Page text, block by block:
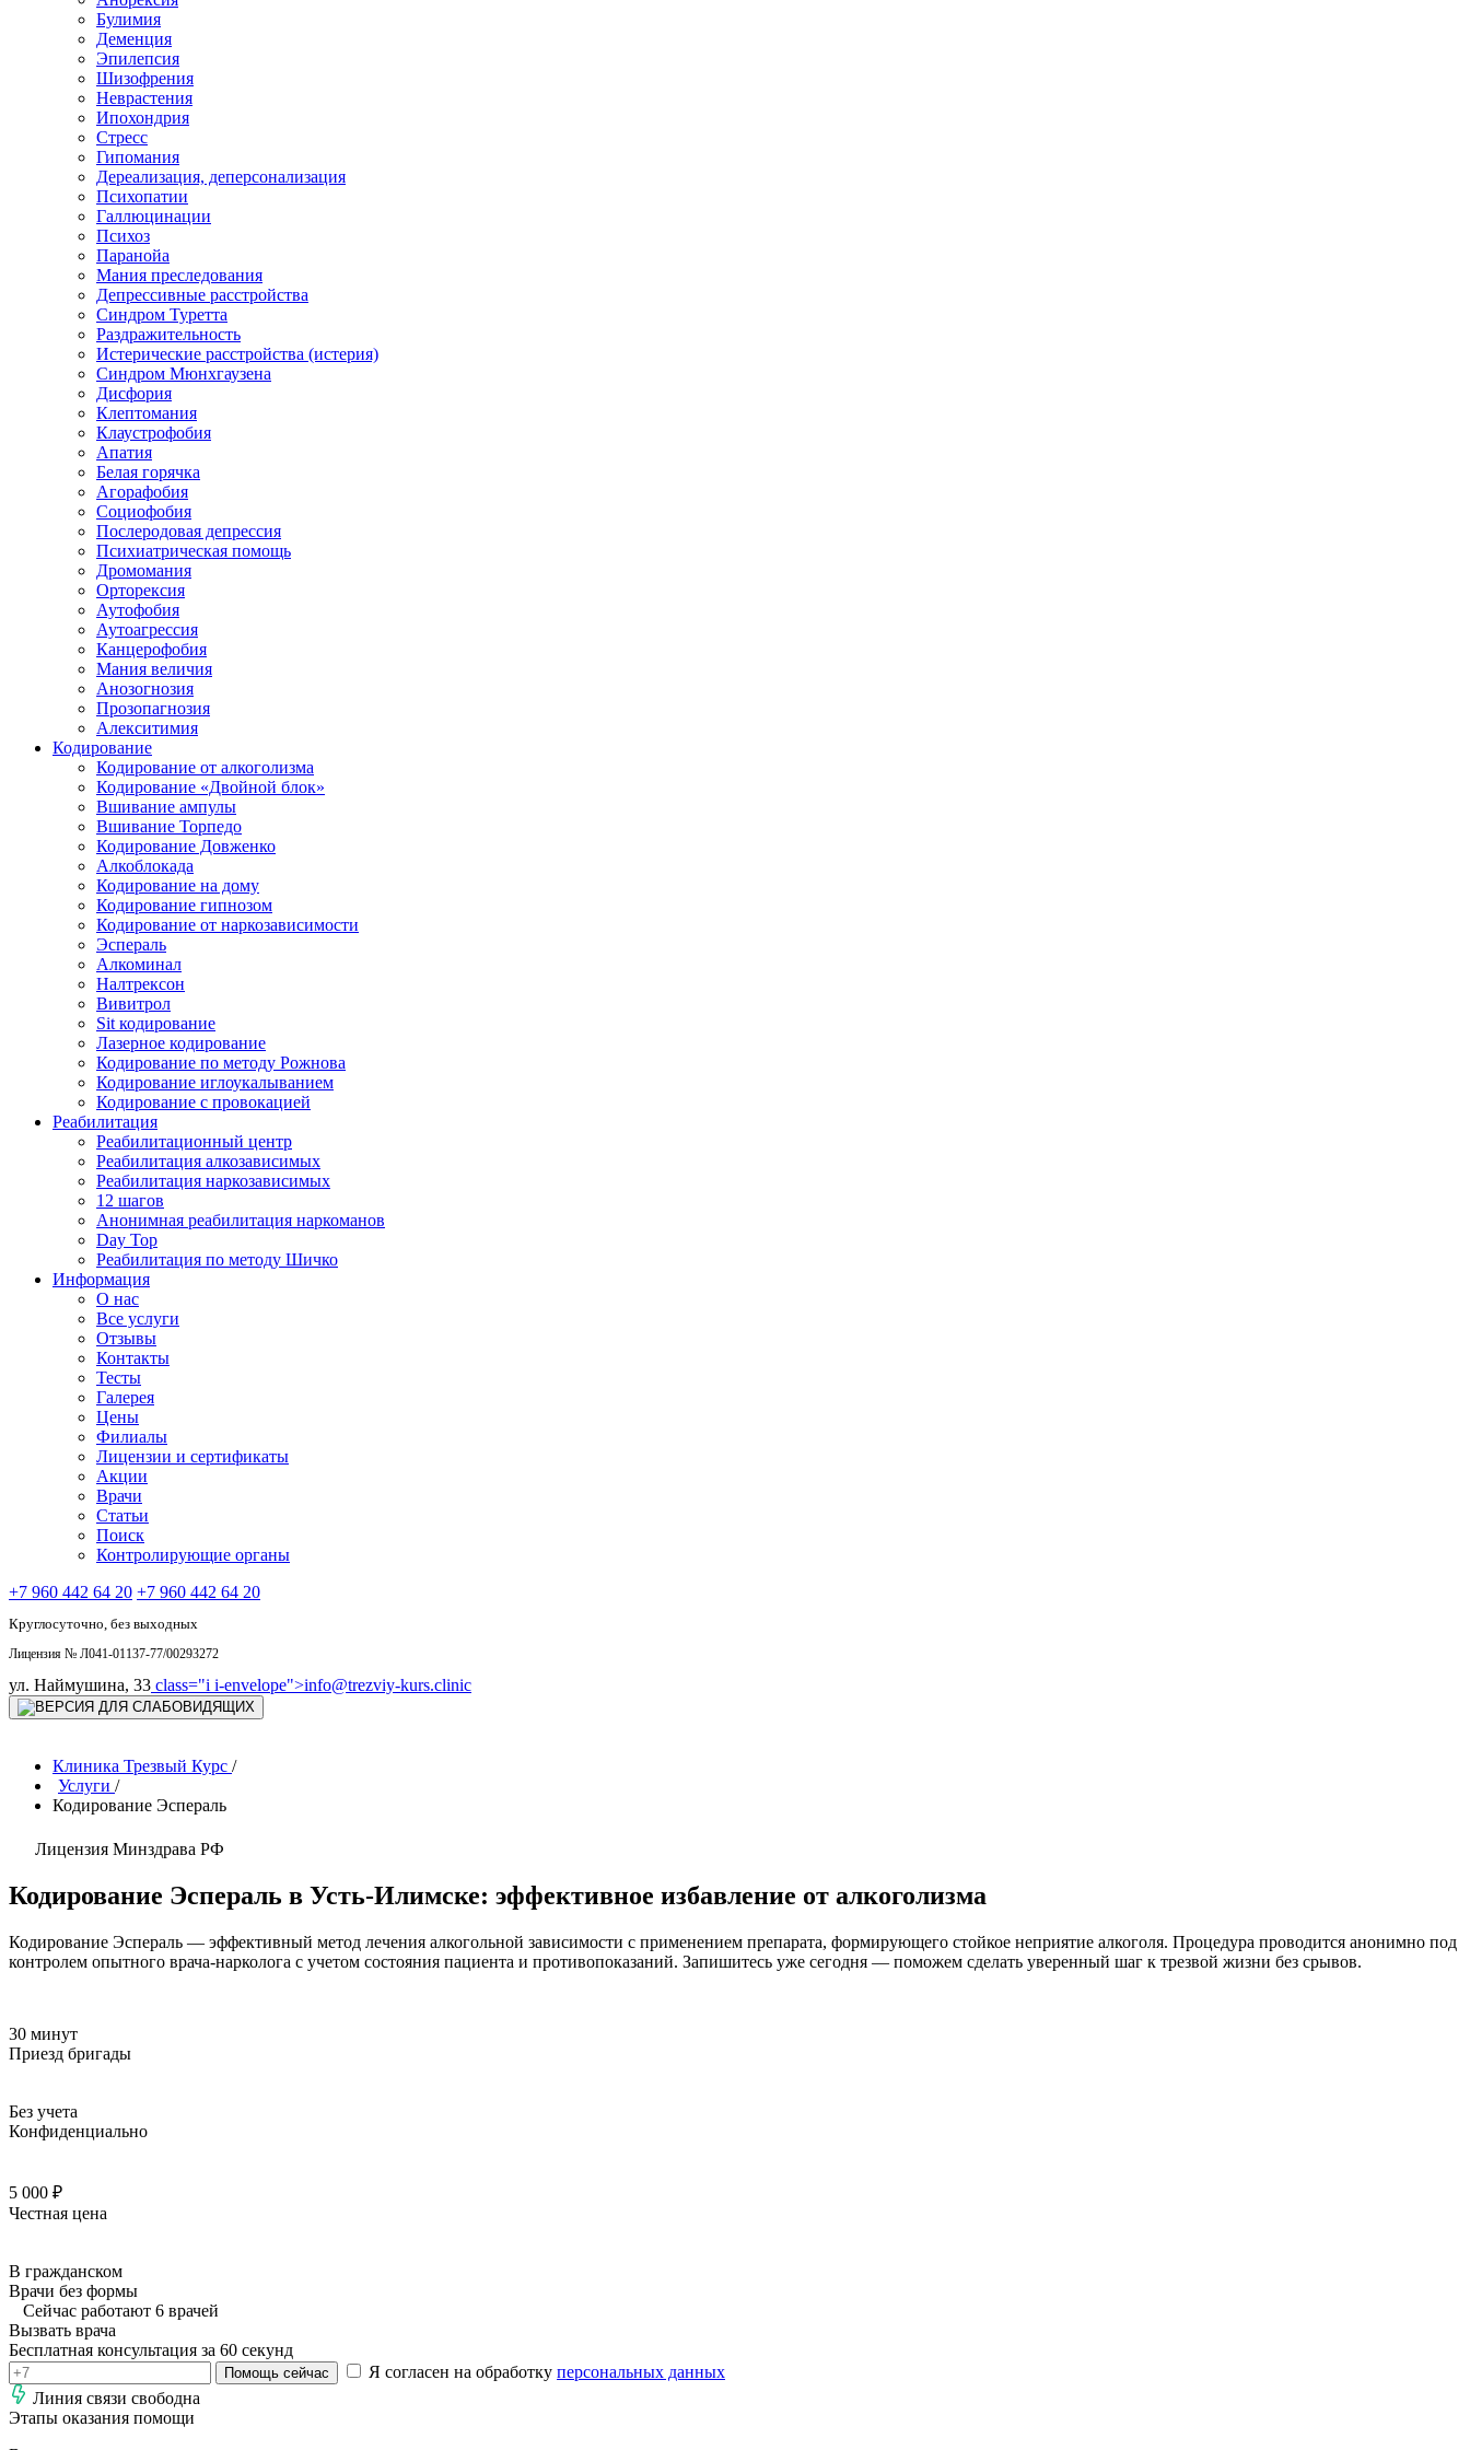
Булимия
Деменция
Эпилепсия
Шизофрения
Неврастения
Ипохондрия
Стресс
Гипомания
Дереализация, деперсонализация
Психопатии
Галлюцинации
Психоз
Паранойа
Мания преследования
Депрессивные расстройства
Синдром Туретта
Раздражительность
Истерические расстройства (истерия)
Синдром Мюнхгаузена
Дисфория
Клептомания
Клаустрофобия
Апатия
Белая горячка
Агорафобия
Социофобия
Послеродовая депрессия
Психиатрическая помощь
Дромомания
Орторексия
Аутофобия
Аутоагрессия
Канцерофобия
Мания величия
Анозогнозия
Прозопагнозия
Алекситимия
Кодирование
Кодирование от алкоголизма
Кодирование «Двойной блок»
Вшивание ампулы
Вшивание Торпедо
Кодирование Довженко
Алкоблокада
Кодирование на дому
Кодирование гипнозом
Кодирование от наркозависимости
Эспераль
Алкоминал
Налтрексон
Вивитрол
Sit кодирование
Лазерное кодирование
Кодирование по методу Рожнова
Кодирование иглоукалыванием
Кодирование с провокацией
Реабилитация
Реабилитационный центр
Реабилитация алкозависимых
Реабилитация наркозависимых
12 шагов
Анонимная реабилитация наркоманов
Day Top
Реабилитация по методу Шичко
Информация
О нас
Все услуги
Отзывы
Контакты
Тесты
Галерея
Цены
Филиалы
Лицензии и сертификаты
Акции
Врачи
Статьи
Поиск
Контролирующие органы
+7 960 442 64 20 +7 960 442 64 20
Круглосуточно, без выходных
Лицензия № Л041-01137-77/00293272
ул. Наймушина, 33 class="i i-envelope">info@trezviy-kurs.clinic
Клиника Трезвый Курс /
Услуги /
Кодирование Эспераль
Лицензия Минздрава РФ
Кодирование Эспераль в Усть-Илимске: эффективное избавление от алкоголизма
Кодирование Эспераль — эффективный метод лечения алкогольной зависимости с применением препарата, формирующего стойкое неприятие алкоголя. Процедура проводится анонимно под
контролем опытного врача-нарколога с учетом состояния пациента и противопоказаний. Запишитесь уже сегодня — поможем сделать уверенный шаг к трезвой жизни без срывов.
30 минут
Приезд бригады
Без учета
Конфиденциально
5 000 ₽
Честная цена
В гражданском
Врачи без формы
Сейчас работают 6 врачей
Вызвать врача
Бесплатная консультация за 60 секунд
Помощь сейчас Я согласен на обработку персональных данных
Линия связи свободна
Этапы оказания помощи